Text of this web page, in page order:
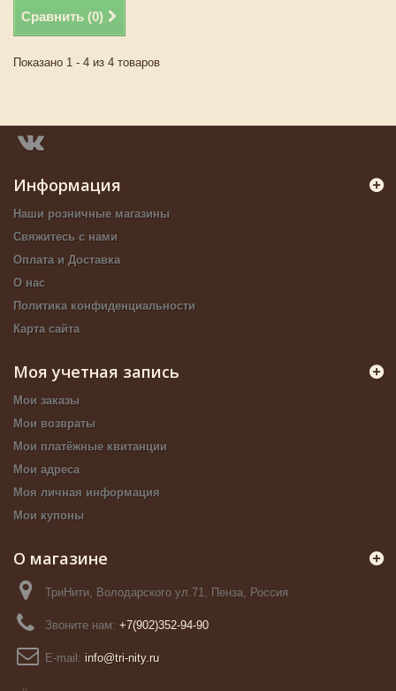
Сравнить (0)
Показано 1 - 4 из 4 товаров
Информация
Наши розничные магазины
Свяжитесь с нами
Оплата и Доставка
О нас
Политика конфиденциальности
Карта сайта
Моя учетная запись
Мои заказы
Мои возвраты
Мои платёжные квитанции
Мои адреса
Моя личная информация
Мои купоны
О магазине
ТриНити, Володарского ул.71, Пенза, Россия
Звоните нам: +7(902)352-94-90
E-mail: info@tri-nity.ru